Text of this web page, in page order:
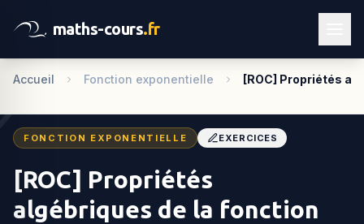
maths-cours.fr
Accueil Fonction exponentielle [ROC] Propriétés
FONCTION EXPONENTIELLE EXERCICES
[ROC] Propriétés
algébriques de la fonction